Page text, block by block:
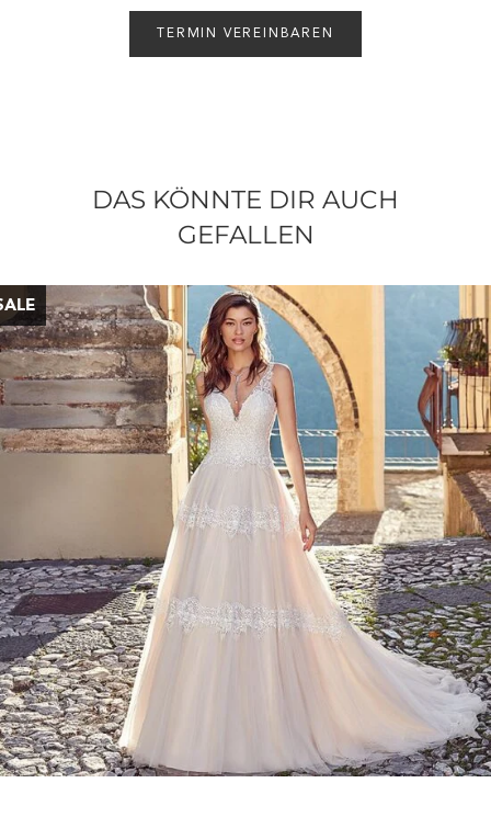
TERMIN VEREINBAREN
DAS KÖNNTE DIR AUCH
GEFALLEN